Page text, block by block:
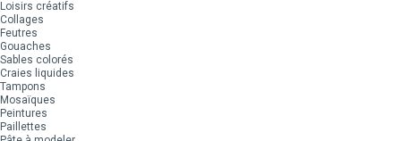
Loisirs créatifs
Collages
Feutres
Gouaches
Sables colorés
Craies liquides
Tampons
Mosaïques
Peintures
Paillettes